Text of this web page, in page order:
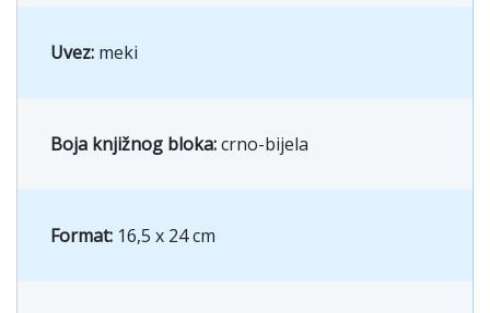
Uvez: meki
Boja knjižnog bloka:crno-bijela
Format: 16,5 x 24 cm